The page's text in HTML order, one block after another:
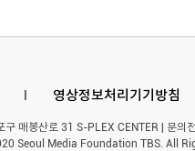
l 영상정보처리기기방침
구 매봉산로 31 S-PLEX CENTER | 문
Seoul Media Foundation TBS. All